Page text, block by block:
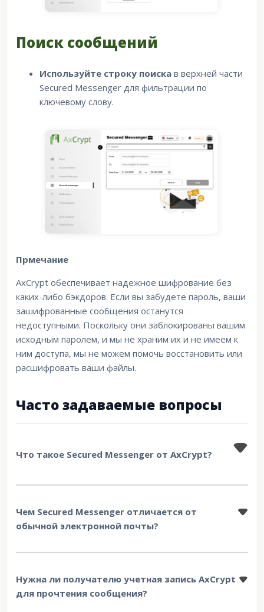
Поиск сообщений
Используйте строку поиска в верхней части
Secured Messenger для фильтрации по
ключевому слову.
Прмечание
AxCrypt обеспечивает надежное шифрование без
каких-либо бэкдоров. Если вы забудете пароль, ваши
зашифрованные сообщения останутся
недоступными. Поскольку они заблокированы вашим
исходным паролем, и мы не храним их и не имеем к
ним доступа, мы не можем помочь восстановить или
расшифровать ваши файлы.
Часто задаваемые вопросы
Что такое Secured Messenger от AxCrypt?
Чем Secured Messenger отличается от
обычной электронной почты?
Нужна ли получателю учетная запись AxCrypt
для прочтения сообщения?